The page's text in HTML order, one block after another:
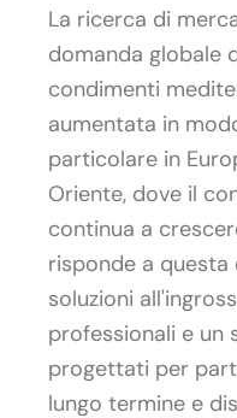
La ricerca di
domanda globale
condimenti
aumentata in
particolare in
Oriente, dove il
continua a
risponde a
soluzioni
professionali e un
progettati per
lungo termine e